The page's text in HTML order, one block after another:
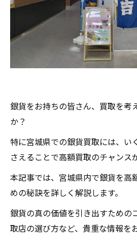
銀貨をお持ちの皆さん、買取を考
か？
特に宮城県での銀貨買取には、い
さえることで高額買取のチャンス
本記事では、宮城県内で銀貨を高
めの秘訣を詳しく解説します。
銀貨の真の価値を引き出すための
取店の選び方など、貴重な情報を